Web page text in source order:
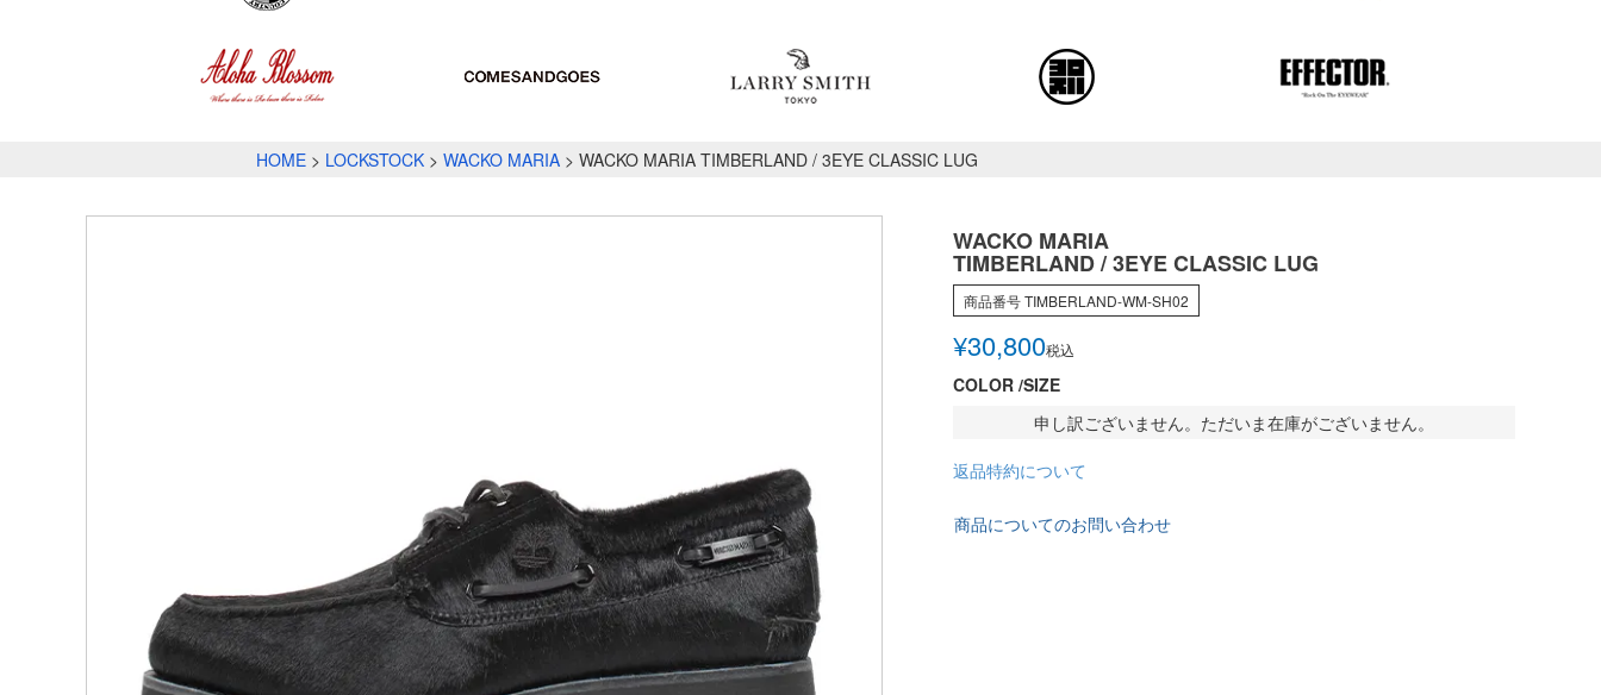
HOME LOCKSTOCK WACKO MARIA WACKO MARIA TIMBERLAND / 3EYE CLASSIC LUG
WACKO MARIA
TIMBERLAND / 3EYE CLASSIC LUG
商品番号TIMBERLAND-WM-SH02
¥30,800税込
COLOR SIZE
申し訳ございません。ただいま在庫がございません。
返品特約について
商品についてのお問い合わせ